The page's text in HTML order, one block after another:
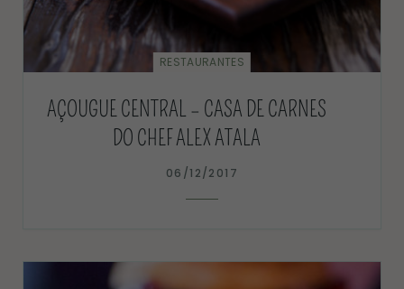
RESTAURANTES
AÇOUGUE CENTRAL – CASA DE CARNES
DO CHEF ALEX ATALA
06/12/2017